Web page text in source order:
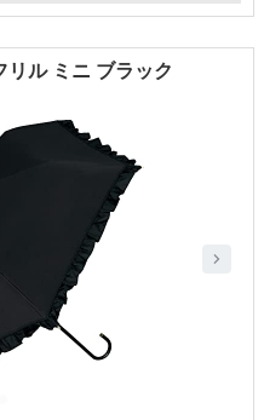
ル ミニ ブラック